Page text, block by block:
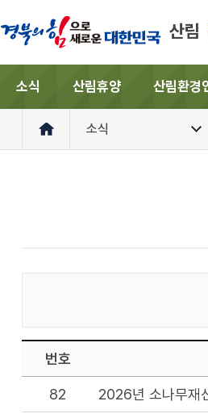
산림
소식 산림휴양 산림환경
소식
번호
82 2026년 소나무재